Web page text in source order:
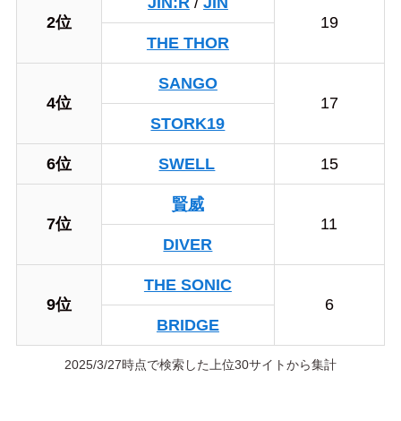
2位
19
THE THOR
4位
SANGO
17
STORK19
6位 SWELL 15
7位
賢威
11
DIVER
9位
THE SONIC
6
BRIDGE
2025/3/27時点で検索した上位30サイトから集計